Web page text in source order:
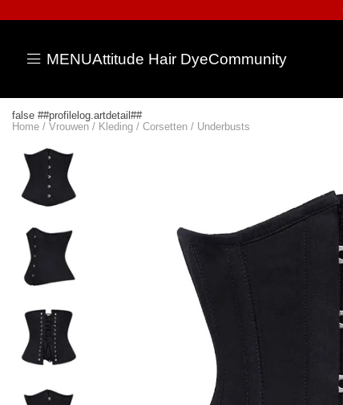
MENUAttitude Hair DyeCommunity
false ##profilelog.artdetail##
Home / Vrouwen / Kleding / Corsetten / Underbusts